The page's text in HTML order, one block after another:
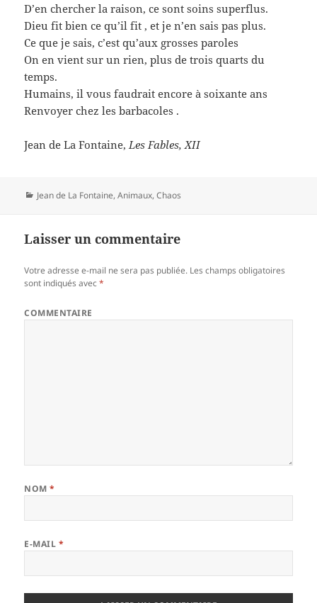
D’en chercher la raison, ce sont soins superflus.
Dieu fit bien ce qu’il fit , et je n’en sais pas plus.
Ce que je sais, c’est qu’aux grosses paroles
On en vient sur un rien, plus de trois quarts du
temps.
Humains, il vous faudrait encore à soixante ans
Renvoyer chez les barbacoles .
Jean de La Fontaine, Les Fables, XII
Catégories
Jean de La Fontaine,Animaux,Chaos
Laisser un commentaire
Votre adresse e-mail ne sera pas publiée. Les champs obligatoires
sont indiqués avec*
COMMENTAIRE
NOM*
E-MAIL *